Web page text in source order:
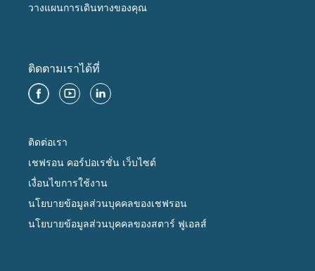
วางแผนการเดินทางของคุณ
ติดตามเราได้ที่
ติดต่อเรา
เชฟรอน คอร์ปอเรชั่น เว็บไซต์
เงื่อนไขการใช้งาน
นโยบายข้อมูลส่วนบุคคลของเชฟรอน
นโยบายข้อมูลส่วนบุคคลของสตาร์ ฟูเอลส์